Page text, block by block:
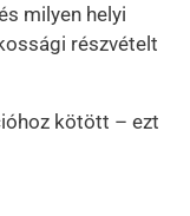
milyen helyi
részvételt
kötött – ezt